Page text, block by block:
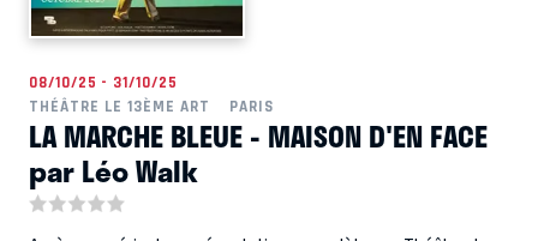
08/10/25 - 31/10/25
THÉÂTRE LE 13ÈME ART
PARIS
LA MARCHE BLEUE - MAISON D'EN FACE
par Léo Walk